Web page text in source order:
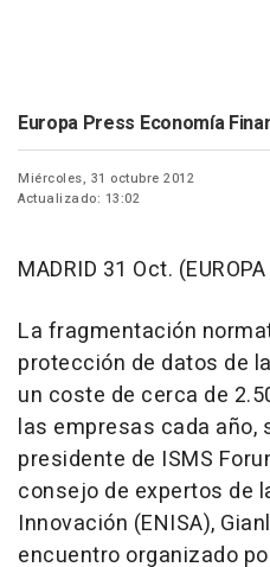
Europa Press Economía
Miércoles, 31 octubre 2012
Actualizado: 13:02
MADRID 31 Oct.
La fragmentación
protección de datos de
un coste de cerca de
las empresas cada año,
presidente de ISMS
consejo de expertos de
Innovación (ENISA),
encuentro organizado